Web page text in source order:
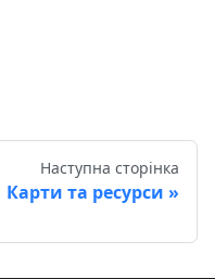
Наступна сторінка
Карти та ресурси